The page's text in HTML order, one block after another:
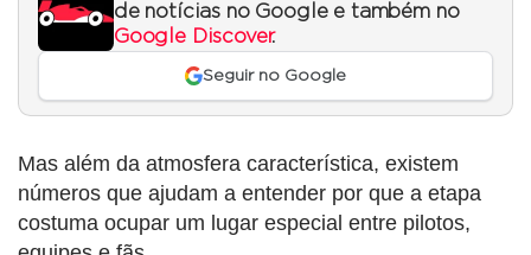
de notícias no Google e também no
Google Discover.
Seguir no Google
Mas além da atmosfera característica, existem
números que ajudam a entender por que a etapa
costuma ocupar um lugar especial entre pilotos,